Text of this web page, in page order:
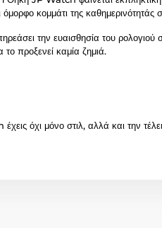
όμορφο κομμάτι της καθημερινότητάς
την ευαισθησία του
προξενεί καμία ζημιά.
όχι μόνο στιλ, αλλά και την